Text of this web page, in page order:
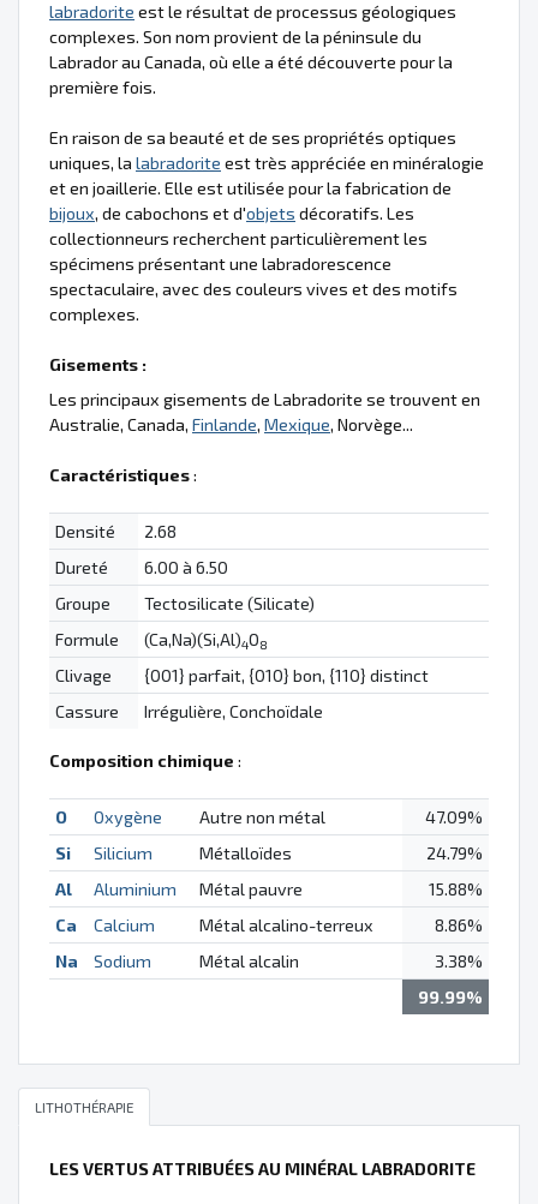
labradorite est le résultat de processus géologiques
complexes. Son nom provient de la péninsule du
Labrador au Canada, où elle a été découverte pour la
première fois.
En raison de sa beauté et de ses propriétés optiques
uniques, la labradorite est très appréciée en minéralogie
et en joaillerie. Elle est utilisée pour la fabrication de
bijoux, de cabochons et d'objets décoratifs. Les
collectionneurs recherchent particulièrement les
spécimens présentant une labradorescence
spectaculaire, avec des couleurs vives et des motifs
complexes.
Gisements :
Les principaux gisements de Labradorite se trouvent en
Australie, Canada, Finlande, Mexique, Norvège...
Caractéristiques:
Densité
2.68
Dureté
6.00 à 6.50
Groupe
Tectosilicate (Silicate)
Formule
(Ca,Na)(Si,Al)4O8
Clivage
{001} parfait, {010} bon, {110} distinct
Cassure
Irrégulière, Conchoïdale
Composition chimique :
O Oxygène Autre non métal
47.09%
Si
Silicium Métalloïdes
24.79%
Al
Aluminium Métal pauvre
15.88%
Ca
Calcium Métal alcalino-terreux
8.86%
Na
Sodium Métal alcalin
3.38%
99.99%
LITHOTHÉRAPIE
LES VERTUS ATTRIBUÉES AU MINÉRAL LABRADORITE